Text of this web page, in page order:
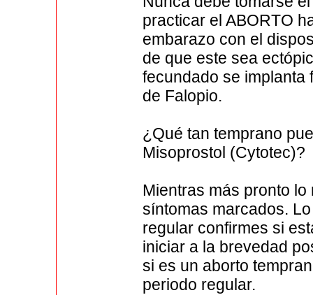
practicar el ABORTO
embarazo con el
de que este sea
fecundado se implanta
de Falopio.
¿Qué tan temprano
Misoprostol (Cytotec)?
Mientras más pronto
síntomas marcados.
regular confirmes si
iniciar a la brevedad
si es un aborto
periodo regular.